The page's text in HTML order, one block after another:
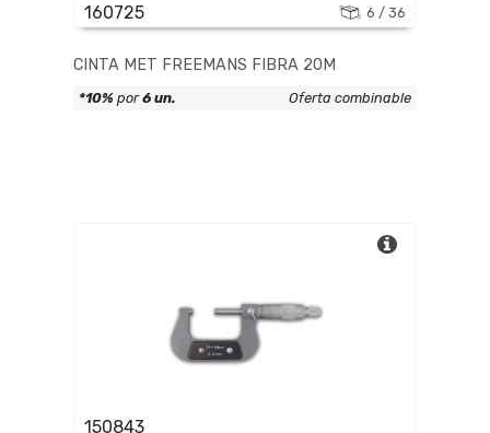
160725 6 / 36
CINTA MET FREEMANS FIBRA 20M
*10% por6 un. Oferta combinable
150843